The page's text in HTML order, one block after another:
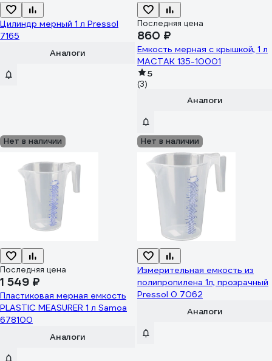
Цилиндр мерный 1 л Pressol
7165
Аналоги
Последняя цена
860 ₽
Емкость мерная с крышкой, 1 л
МАСТАК 135-10001
5
(3)
Аналоги
Нет в наличии
Последняя цена
1 549 ₽
Пластиковая мерная емкость
PLASTIC MEASURER 1 л Samoa
678100
Аналоги
Нет в наличии
Измерительная емкость из
полипропилена 1л, прозрачный
Pressol 0 7062
Аналоги